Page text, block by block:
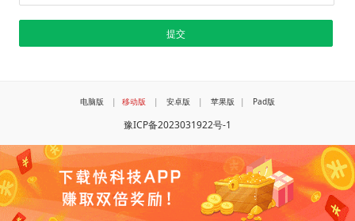
电脑版 | 移动版 | 安卓版 | 苹果版 | Pad版
豫ICP备2023031922号-1